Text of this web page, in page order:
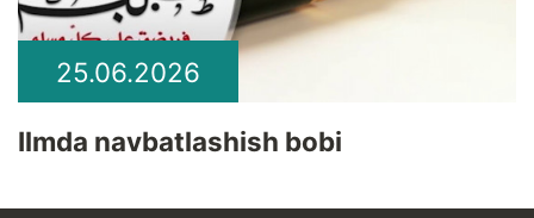
25.06.2026
Ilmda navbatlashish bobi